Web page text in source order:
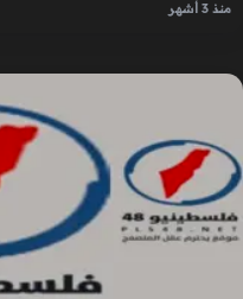
منذ 3 أشهر